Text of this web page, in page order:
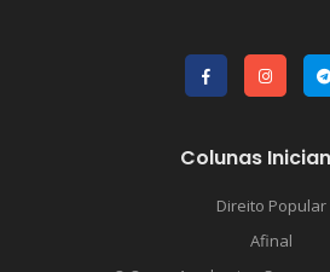
Colunas
Direito Popular
Afinal